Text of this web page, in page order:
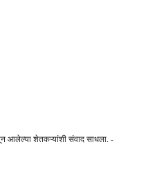
आलेल्या शेतकऱ्यांशी संवाद साधला. -